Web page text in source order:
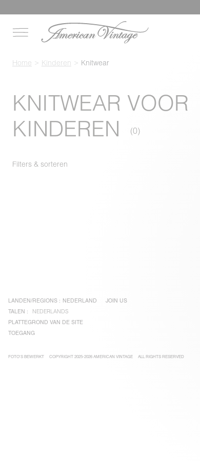
Home Kinderen Knitwear
KNITWEAR VOOR
KINDEREN
Filters & sorteren
LANDEN/REGIONS : NEDERLAND
TALEN :
NEDERLANDS
PLATTEGROND VAN DE SITE
TOEGANG
JOIN US
FOTO'S BEWERKT COPYRIGHT 2025-2026 AMERICAN VINTAGE ALL RIGHTS RESERVED